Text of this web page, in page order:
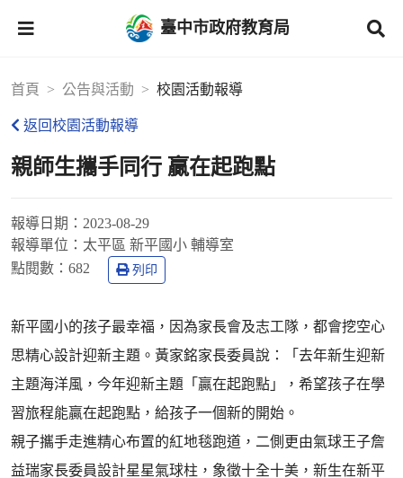
臺中市政府教育局
首頁 公告與活動 校園活動報導
返回校園活動報導
親師生攜手同行 贏在起跑點
報導日期： 2023-08-29
報導單位： 太平區 新平國小 輔導室
點閱數： 682 列印
新平國小的孩子最幸福，因為家長會及志工隊，都會挖空心
思精心設計迎新主題。黃家銘家長委員說：「去年新生迎新
主題海洋風，今年迎新主題「贏在起跑點」，希望孩子在學
習旅程能贏在起跑點，給孩子一個新的開始。
親子攜手走進精心布置的紅地毯跑道，二側更由氣球王子詹
益瑞家長委員設計星星氣球柱，象徵十全十美，新生在新平